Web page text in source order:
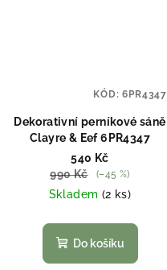
Dekorativní perníkové sáně
Clayre & Eef 6PR4347
540 Kč
990 Kč
(–45 %)
Skladem (2 ks)
Do košíku
KÓD:6PR4347